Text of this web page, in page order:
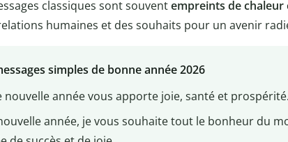
classiques sont souventempreints de chaleur
humaines et des souhaits pour un avenir
simples de bonne année 2026
nouvelle année vous apporte joie, santé et
année, je vous souhaite tout le bonheur du